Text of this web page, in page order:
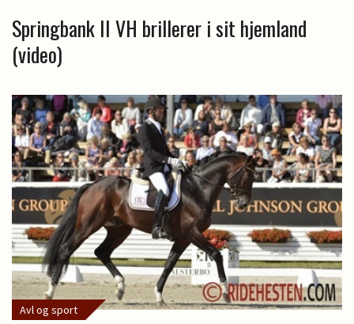
Springbank II VH brillerer i sit hjemland
(video)
Avl og sport